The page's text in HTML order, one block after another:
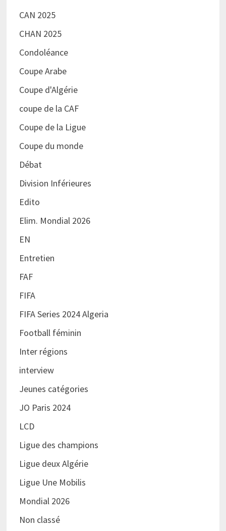
CAN 2025
CHAN 2025
Condoléance
Coupe Arabe
Coupe d'Algérie
coupe de la CAF
Coupe de la Ligue
Coupe du monde
Débat
Division Inférieures
Edito
Elim. Mondial 2026
EN
Entretien
FAF
FIFA
FIFA Series 2024 Algeria
Football féminin
Inter régions
interview
Jeunes catégories
JO Paris 2024
LCD
Ligue des champions
Ligue deux Algérie
Ligue Une Mobilis
Mondial 2026
Non classé